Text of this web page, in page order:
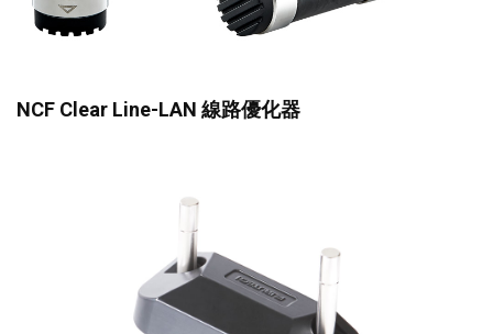
NCF Clear Line-LAN 線路優化器